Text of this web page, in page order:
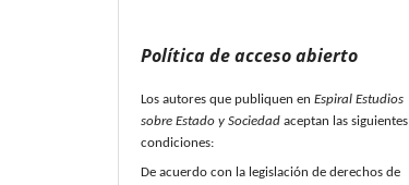
Política de acceso abierto
Los autores que publiquen enEspiral Estudios
sobre Estado y Sociedad aceptan las siguientes
condiciones:
De acuerdo con la legislación de derechos de